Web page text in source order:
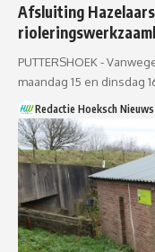
Afsluiting
PUTTERSHOEK -
maandag 15 en dinsdag
Redactie Hoeksch Nieuws